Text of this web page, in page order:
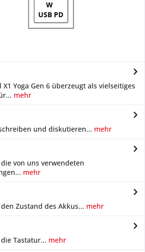
W
USB PD
X1 Yoga Gen 6 überzeugt als vielseitiges
mehr
und diskutieren... mehr
von uns verwendeten
mehr
Zustand des Akkus... mehr
Tastatur... mehr